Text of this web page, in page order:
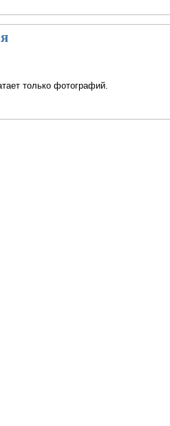
только фотографий.